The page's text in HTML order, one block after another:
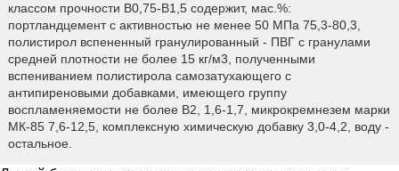
классом прочности В0,75-В1,5 содержит, мас.%:
портландцемент с активностью не менее 50 МПа 75,3-80,3,
полистирол вспененный гранулированный - ПВГ с гранулами
средней плотности не более 15 кг/м3, полученными
вспениванием полистирола самозатухающего с
антипиреновыми добавками, имеющего группу
воспламеняемости не более В2, 1,6-1,7, микрокремнезем марки
МК-85 7,6-12,5, комплексную химическую добавку 3,0-4,2, воду -
остальное.